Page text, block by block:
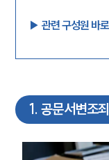
▶︎ 관련 구성원 바
1 . 공문서변조